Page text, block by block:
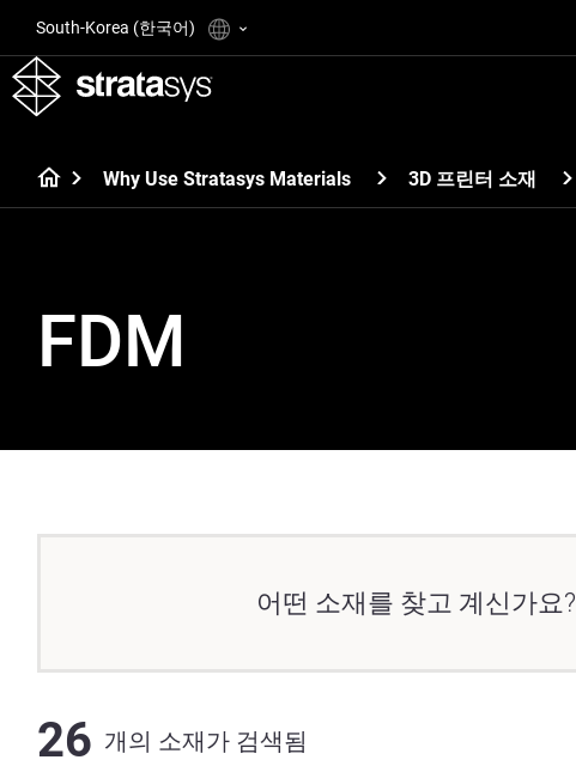
South-Korea (한국어)
Why Use Stratasys Materials 3D 프린터 소재
FDM
어떤 소재를 찾고 계신가요?
26 개의 소재가 검색됨